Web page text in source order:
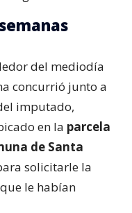
del mediodía
concurrió junto a
imputado,
en la parcela
de Santa
solicitarle la
le habían